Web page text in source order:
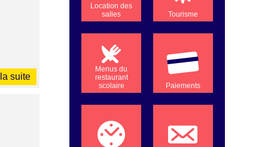
suite
Location des
salles
Tourisme
Menus du
restaurant
scolaire
Paiements